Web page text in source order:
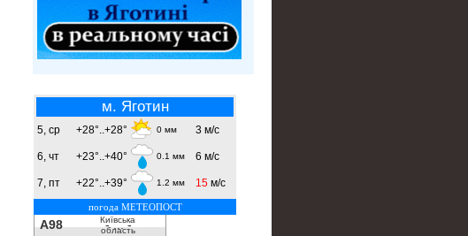
м. Яготин
5, ср +28°..+28° 0 мм 3 м/с
6, чт +23°..+40° 0.1 мм 6 м/с
7, пт +22°..+39° 1.2 мм 15 м/с
погода МЕТЕОПОСТ
Київська
область
A98 - ...-